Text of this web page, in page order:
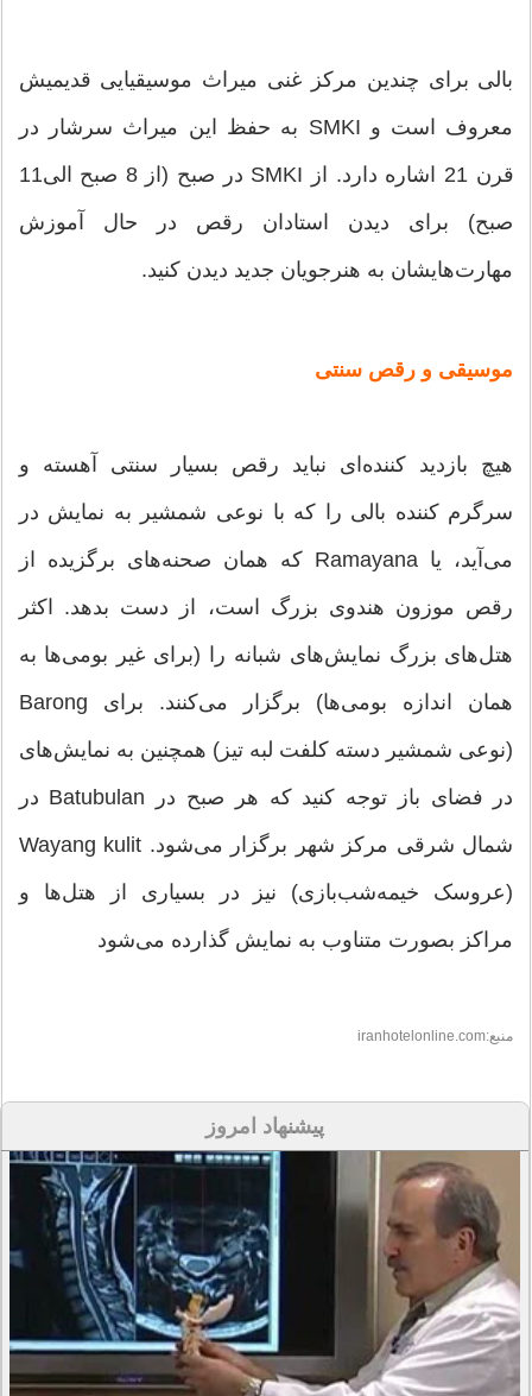
بالی برای چندین مرکز غنی میراث موسیقیایی قدیمیش
معروف است و SMKI به حفظ این میراث سرشار در
قرن 21 اشاره دارد. از SMKI در صبح (از 8 صبح الی11
صبح) برای دیدن استادان رقص در حال آموزش
مهارت‌هایشان به هنرجویان جدید دیدن کنید.
موسیقی و رقص سنتی
هیچ بازدید کننده‌ای نباید رقص بسیار سنتی آهسته و
سرگرم کننده بالی را که با نوعی شمشیر به نمایش در
می‌آید، یا Ramayana که همان صحنه‌های برگزیده از
رقص موزون هندوی بزرگ است، از دست بدهد. اکثر
هتل‌های بزرگ نمایش‌های شبانه را (برای غیر بومی‌ها به
همان اندازه بومی‌ها) برگزار می‌کنند. برای Barong
(نوعی شمشیر دسته کلفت لبه تیز) همچنین به نمایش‌های
در فضای باز توجه کنید که هر صبح در Batubulan در
شمال شرقی مرکز شهر برگزار می‌شود. Wayang kulit
(عروسک خیمه‌شب‌بازی) نیز در بسیاری از هتل‌ها و
مراکز بصورت متناوب به نمایش گذارده می‌شود
منبع:iranhotelonline.com
پیشنهاد امروز